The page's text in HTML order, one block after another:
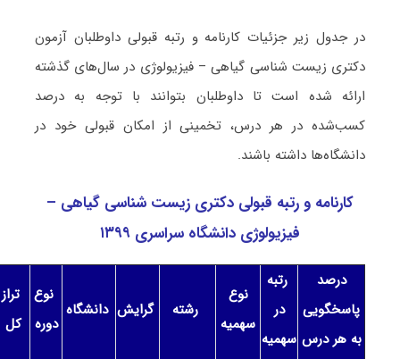
در جدول زیر جزئیات کارنامه و رتبه قبولی داوطلبان آزمون
دکتری زیست شناسی گیاهی – فیزیولوژی در سال‌های گذشته
ارائه شده است تا داوطلبان بتوانند با توجه به درصد
کسب‌شده در هر درس، تخمینی از امکان قبولی خود در
دانشگاه‌ها داشته باشند.
کارنامه و رتبه قبولی دکتری زیست شناسی گیاهی –
فیزیولوژی دانشگاه سراسری ۱۳۹۹
درصد
پاسخگویی
به هر درس
رتبه
در
سهمیه
نوع
سهمیه
رشته گرایش دانشگاه
نوع
دوره
تراز
کل